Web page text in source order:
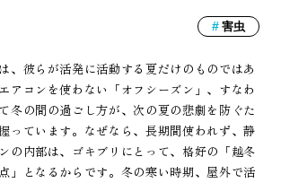
害虫
、彼らが活発に活動する夏だけのものではあ
アコンを使わない「オフシーズン」、すなわ
冬の間の過ごし方が、次の夏の悲劇を防ぐた
っています。なぜなら、長期間使われず、静
の内部は、ゴキブリにとって、格好の「越冬
」となるからです。冬の寒い時期、屋外で活